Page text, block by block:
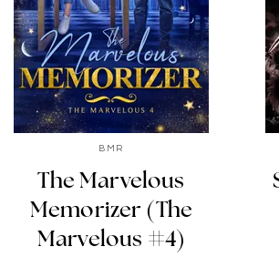
BMR
The Marvelous
Memorizer (The
Marvelous #4)